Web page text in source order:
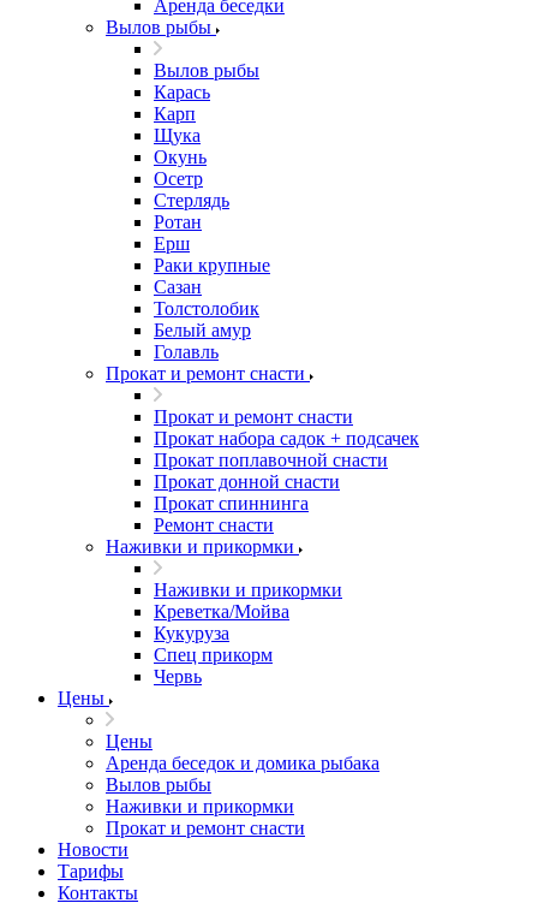
Аренда беседки
Вылов рыбы
Вылов рыбы
Карась
Карп
Щука
Окунь
Осетр
Стерлядь
Ротан
Ерш
Раки крупные
Сазан
Толстолобик
Белый амур
Голавль
Прокат и ремонт снасти
Прокат и ремонт снасти
Прокат набора садок + подсачек
Прокат поплавочной снасти
Прокат донной снасти
Прокат спиннинга
Ремонт снасти
Наживки и прикормки
Наживки и прикормки
Креветка/Мойва
Кукуруза
Спец прикорм
Червь
Цены
Цены
Аренда беседок и домика рыбака
Вылов рыбы
Наживки и прикормки
Прокат и ремонт снасти
Новости
Тарифы
Контакты